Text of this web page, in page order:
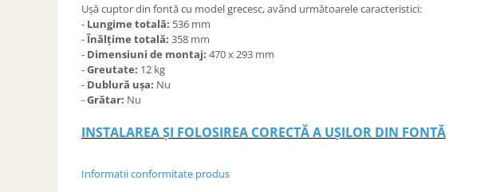
Ușă cuptor din fontă cu model grecesc, având următoarele caracteristici:
- Lungime totală: 536 mm
-Înălțime totală: 358 mm
- Dimensiuni de montaj: 470 x 293 mm
-Greutate: 12 kg
- Dublură ușa: Nu
-Grătar: Nu
INSTALAREA ȘI FOLOSIREA CORECTĂ A UȘILOR DIN FONTĂ
Informatii conformitate produs